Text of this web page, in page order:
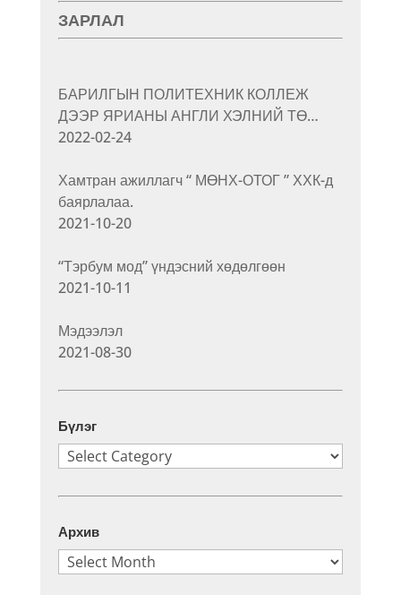
ЗАРЛАЛ
БАРИЛГЫН ПОЛИТЕХНИК КОЛЛЕЖ
ДЭЭР ЯРИАНЫ АНГЛИ ХЭЛНИЙ ТӨ…
2022-02-24
Хамтран ажиллагч “ МӨНХ-ОТОГ ” ХХК-д
баярлалаа.
2021-10-20
“Тэрбум мод” үндэсний хөдөлгөөн
2021-10-11
Мэдээлэл
2021-08-30
Бүлэг
Бүлэг
Архив
Архив